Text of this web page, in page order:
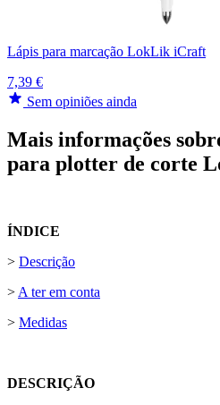
Lápis para marcação LokLik iCraft
7,39 €
Sem opiniões ainda
Mais informações
para plotter de corte
ÍNDICE
> Descrição
>A ter em conta
> Medidas
DESCRIÇÃO